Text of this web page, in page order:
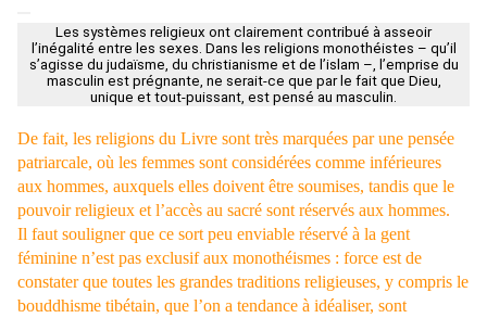
Les systèmes religieux ont clairement contribué à asseoir
l’inégalité entre les sexes. Dans les religions monothéistes – qu’il
s’agisse du judaïsme, du christianisme et de l’islam –, l’emprise du
masculin est prégnante, ne serait-ce que par le fait que Dieu,
unique et tout-puissant, est pensé au masculin.
De fait, les religions du Livre sont très marquées par une pensée
patriarcale, où les femmes sont considérées comme inférieures
aux hommes, auxquels elles doivent être soumises, tandis que le
pouvoir religieux et l’accès au sacré sont réservés aux hommes.
Il faut souligner que ce sort peu enviable réservé à la gent
féminine n’est pas exclusif aux monothéismes : force est de
constater que toutes les grandes traditions religieuses, y compris le
bouddhisme tibétain, que l’on a tendance à idéaliser, sont